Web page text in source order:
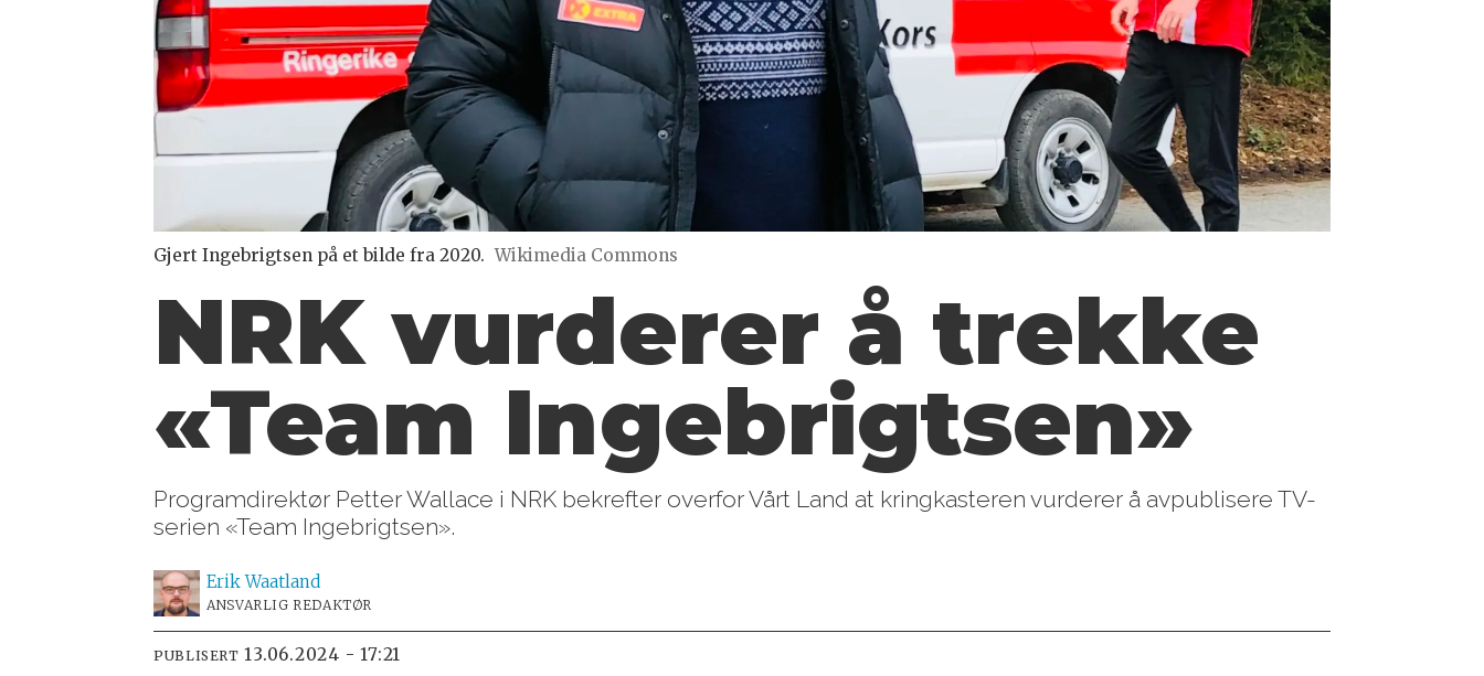
Gjert Ingebrigtsen på et bilde fra 2020. Wikimedia Commons
NRK vurderer å trekke
«Team Ingebrigtsen»
Programdirektør Petter Wallace i NRK bekrefter overfor Vårt Land at kringkasteren vurderer å avpublisere TV-
serien «Team Ingebrigtsen».
Erik Waatland
ANSVARLIG REDAKTØR
PUBLISERT 13.06.2024 - 17:21